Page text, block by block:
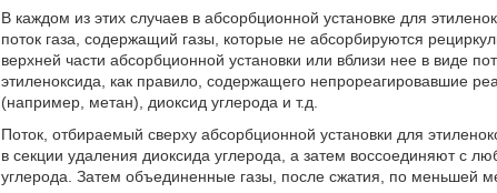
В каждом из этих случаев в абсорбционной установке для
поток газа, содержащий газы, которые не абсорбируются
верхней части абсорбционной установки или вблизи нее в виде
этиленоксида, как правило, содержащего непрореагировавшие
(например, метан), диоксид углерода и т.д.
Поток, отбираемый сверху абсорбционной установки для
в секции удаления диоксида углерода, а затем воссоединяют с
углерода. Затем объединенные газы, после сжатия, по меньшей